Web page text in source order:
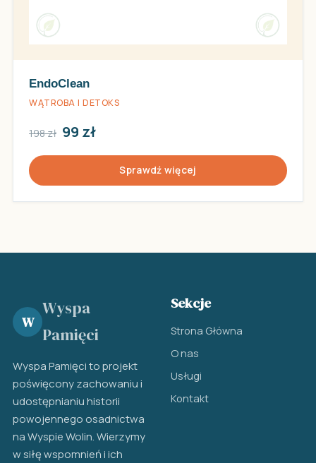
EndoClean
WĄTROBA I DETOKS
198 zł 99 zł
Sprawdź więcej
W
Wyspa
Pamięci
Wyspa Pamięci to projekt
poświęcony zachowaniu i
udostępnianiu historii
powojennego osadnictwa
na Wyspie Wolin. Wierzymy
w siłę wspomnień i ich
Sekcje
Strona Główna
O nas
Usługi
Kontakt